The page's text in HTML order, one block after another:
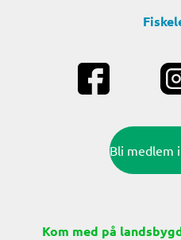
Bli medlem
Kom med på